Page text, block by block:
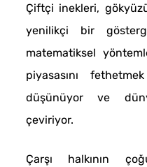
Çiftçi inekleri,
yenilikçi bir
matematiksel
piyasasını
düşünüyor ve
çeviriyor.
Çarşı halkının